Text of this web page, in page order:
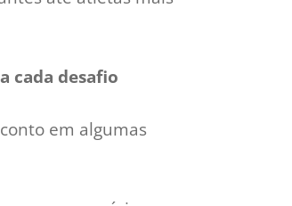
cada desafio
em algumas